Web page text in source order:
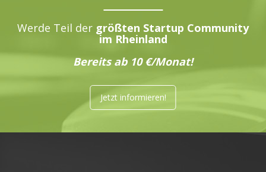
Werde Teil der größten Startup Community
im Rheinland
Bereits ab 10 €/Monat!
Jetzt informieren!